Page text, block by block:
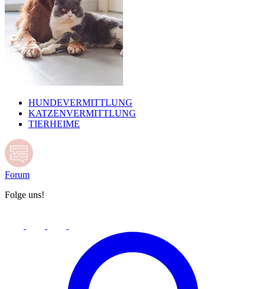
HUNDEVERMITTLUNG
KATZENVERMITTLUNG
TIERHEIME
Forum
Folge uns!